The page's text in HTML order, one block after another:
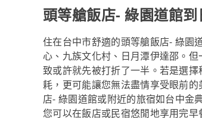
頭等艙飯店- 綠園道館
住在台中市舒適的頭等艙飯店- 綠園
心、九族文化村、日月潭伊達邵。
致或許就先被打折了一半。若是選
耗，更可能讓您無法盡情享受眼前
店- 綠園道館或附近的旅宿如台中金
您可以在飯店或民宿悠閒地享用完